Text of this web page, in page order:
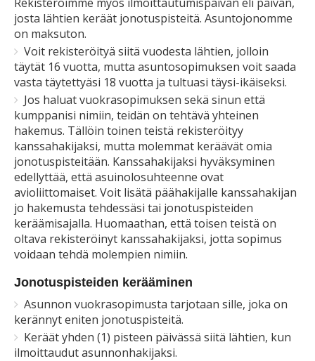
josta lähtien keräät jonotuspisteitä. Asuntojonomme
on maksuton.
Voit rekisteröityä siitä vuodesta lähtien, jolloin
täytät 16 vuotta, mutta asuntosopimuksen voit saada
vasta täytettyäsi 18 vuotta ja tultuasi täysi-ikäiseksi.
Jos haluat vuokrasopimuksen sekä sinun että
kumppanisi nimiin, teidän on tehtävä yhteinen
hakemus. Tällöin toinen teistä rekisteröityy
kanssahakijaksi, mutta molemmat keräävät omia
jonotuspisteitään. Kanssahakijaksi hyväksyminen
edellyttää, että asuinolosuhteenne ovat
avioliittomaiset. Voit lisätä päähakijalle kanssahakijan
jo hakemusta tehdessäsi tai jonotuspisteiden
keräämisajalla. Huomaathan, että toisen teistä on
oltava rekisteröinyt kanssahakijaksi, jotta sopimus
voidaan tehdä molempien nimiin.
Jonotuspisteiden kerääminen
Asunnon vuokrasopimusta tarjotaan sille, joka on
kerännyt eniten jonotuspisteitä.
Keräät yhden (1) pisteen päivässä siitä lähtien, kun
ilmoittaudut asunnonhakijaksi.